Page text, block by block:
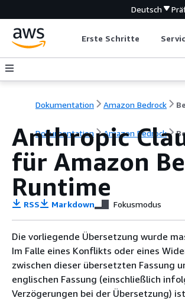
Deutsch
Erste Schritte
Dokumentation Amazon Bedrock
Dokumentation Amazon Bedrock
Anthropic
für Amazon
Runtime
RSS Markdown Fokusmodus
Die vorliegende Übersetzung wurde
Im Falle eines Konflikts oder eines
zwischen dieser übersetzten Fassung
englischen Fassung (einschließlich
Verzögerungen bei der Übersetzung)